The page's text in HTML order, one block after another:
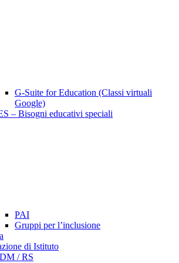
G-Suite for Education (Classi virtuali
Google)
– Bisogni educativi speciali
PAI
Gruppi per l’inclusione
di Istituto
/ RS